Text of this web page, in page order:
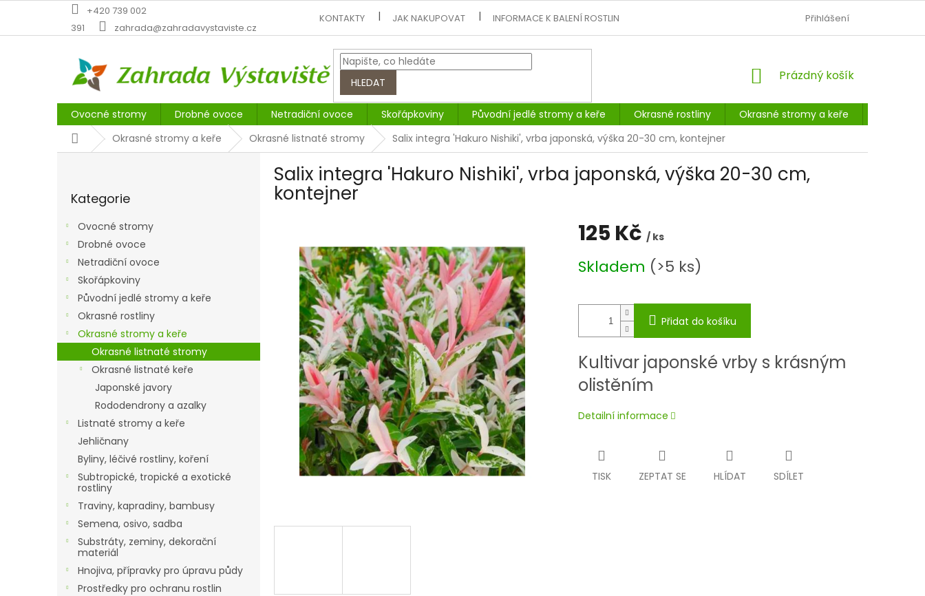
obsah
+420 739 002
391
zahrada@zahradavystaviste.cz
KONTAKTY JAK NAKUPOVAT INFORMACE K BALENÍ ROSTLIN PODMÍNKY OCHRANY OSOBNÍCH
Přihlášení
HLEDAT
NÁKUPNÍ
Prázdný košík
Ovocné stromy Drobné ovoce Netradiční ovoce Skořápkoviny Původní jedlé stromy a keře Okrasné rostliny Okrasné stromy a keře
DomůOkrasné stromy a keře Okrasné listnaté stromy Salix integra 'Hakuro Nishiki', vrba japonská, výška 20-30 cm, kontejner
e
l
kategorie
Kategorie
Ovocné stromy
Drobné ovoce
Netradiční ovoce
Skořápkoviny
Původní jedlé stromy a keře
Okrasné rostliny
Okrasné stromy a keře
Okrasné listnaté stromy
Okrasné listnaté keře
Japonské javory
Rododendrony a azalky
Listnaté stromy a keře
Jehličnany
Byliny, léčivé rostliny, koření
Subtropické, tropické a exotické
rostliny
Traviny, kapradiny, bambusy
Semena, osivo, sadba
Substráty, zeminy, dekorační
materiál
Hnojiva, přípravky pro úpravu půdy
Prostředky pro ochranu rostlin
Salix integra 'Hakuro Nishiki', vrba japonská, výška 20-30 cm,
kontejner
125 Kč / ks
cena:
Skladem (>5 ks)
Přidat do košíku
Kultivar japonské vrby s krásným
olistěním
Detailní informace
TISK ZEPTAT SE HLÍDAT SDÍLET